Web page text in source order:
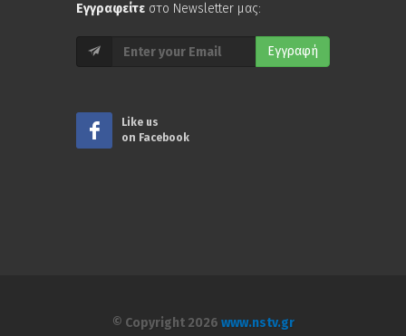
Εγγραφείτε στο Newsletter μας:
Εγγραφή
Like us
on Facebook
© Copyright 2026 www.nstv.gr